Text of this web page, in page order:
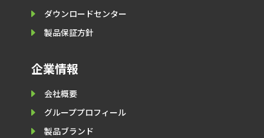
E ダウンロードセンター
E 製品保証⽅針
企業情報
E 会社概要
E グループプロフィール
E 製品ブランド